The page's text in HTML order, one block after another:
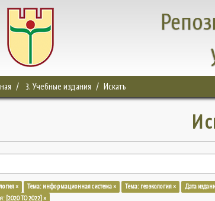
3. Учебные издания Искать
× Тема: информационная система × Тема: геоэкология × Дата
[2020 TO 2022] ×